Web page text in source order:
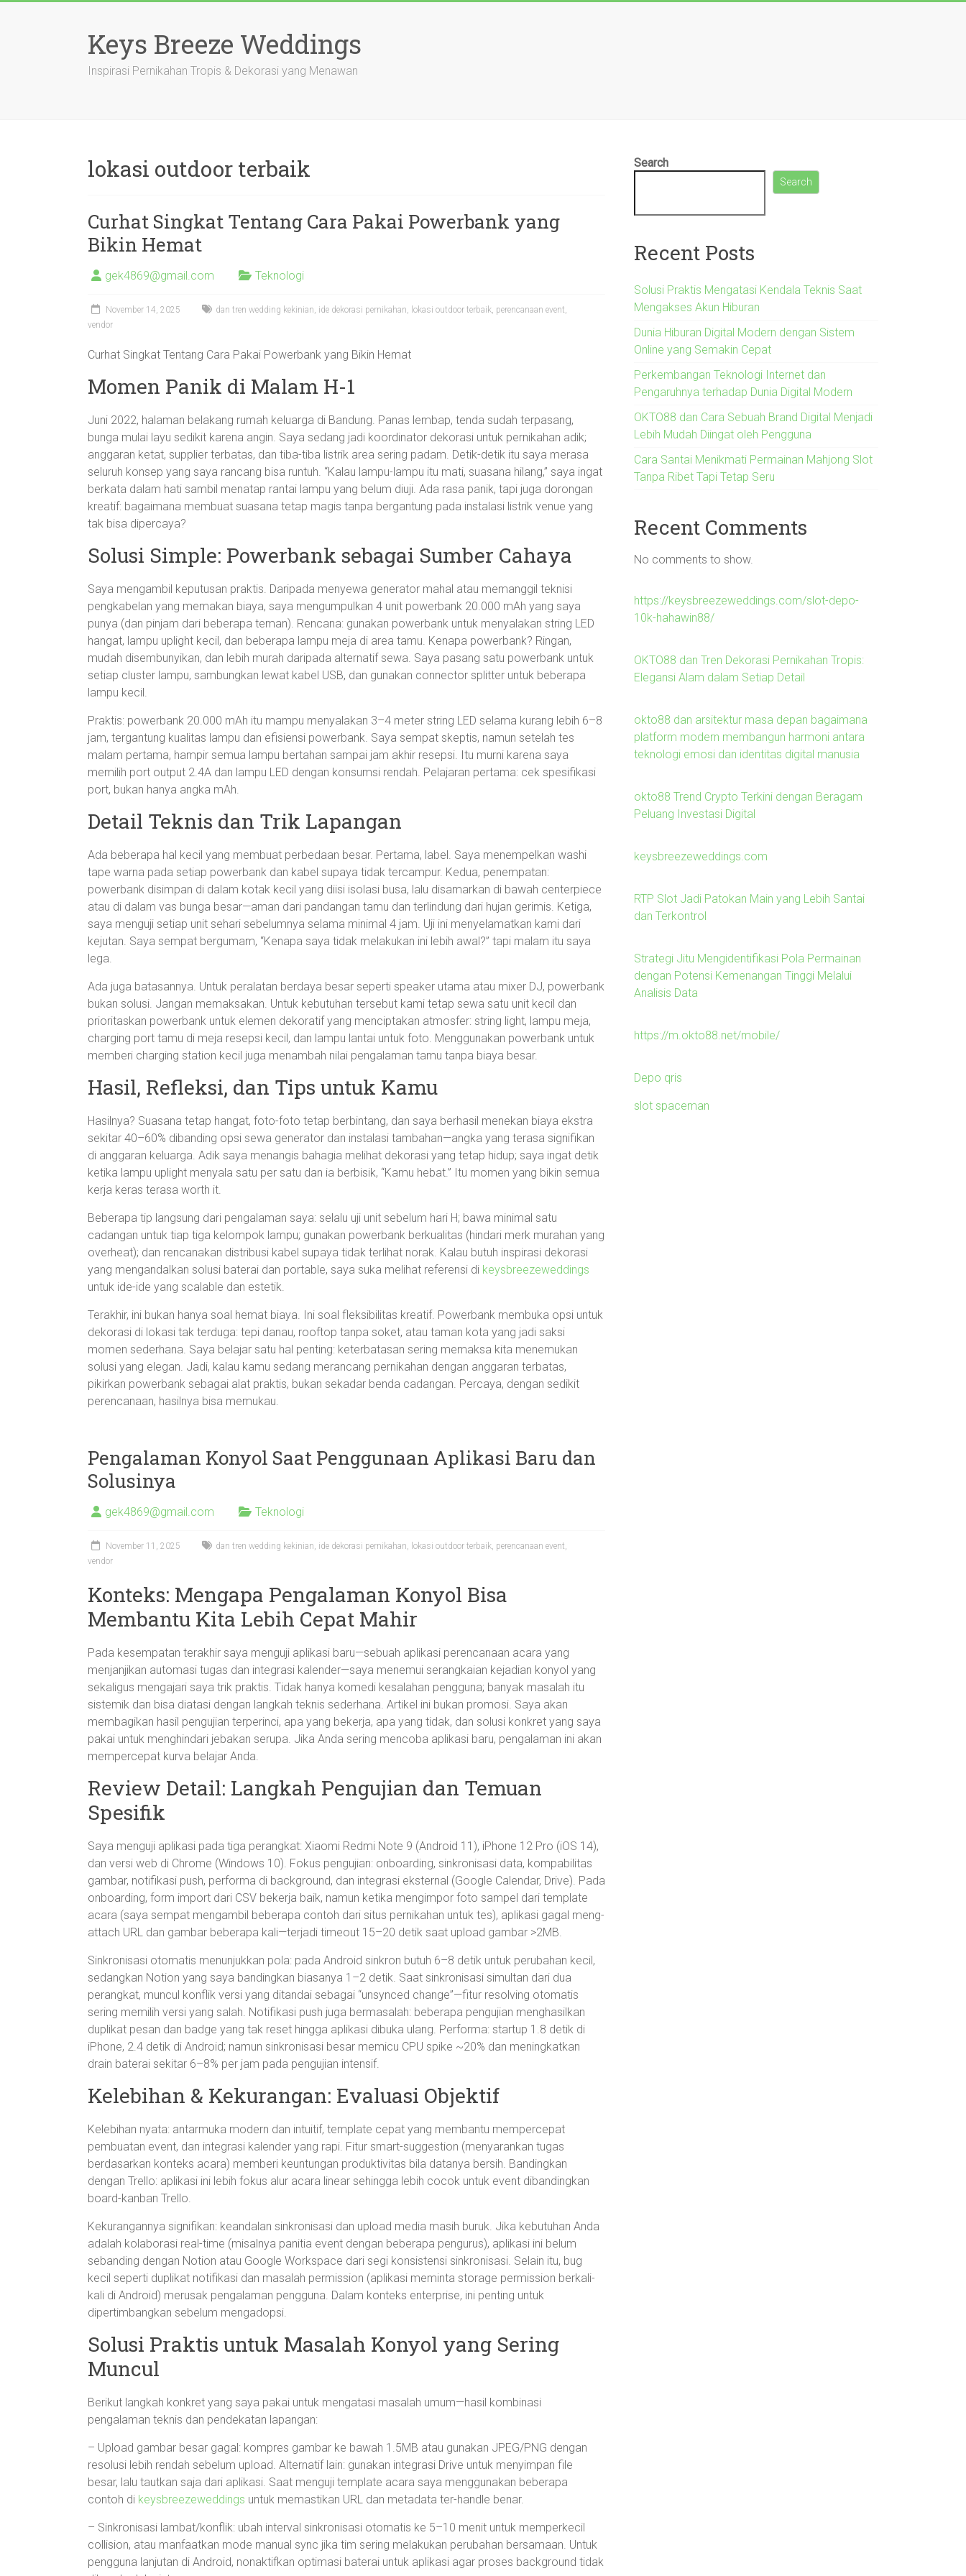
Keys Breeze Weddings
Inspirasi Pernikahan Tropis & Dekorasi yang Menawan
lokasi outdoor terbaik
Curhat Singkat Tentang Cara Pakai Powerbank yang
Bikin Hemat
gek4869@gmail.com Teknologi
November 14, 2025 dan tren wedding kekinian, ide dekorasi pernikahan, lokasi outdoor terbaik, perencanaan event,
vendor
Curhat Singkat Tentang Cara Pakai Powerbank yang Bikin Hemat
Momen Panik di Malam H-1
Juni 2022, halaman belakang rumah keluarga di Bandung. Panas lembap, tenda sudah terpasang,
bunga mulai layu sedikit karena angin. Saya sedang jadi koordinator dekorasi untuk pernikahan adik;
anggaran ketat, supplier terbatas, dan tiba-tiba listrik area sering padam. Detik-detik itu saya merasa
seluruh konsep yang saya rancang bisa runtuh. “Kalau lampu-lampu itu mati, suasana hilang,” saya ingat
berkata dalam hati sambil menatap rantai lampu yang belum diuji. Ada rasa panik, tapi juga dorongan
kreatif: bagaimana membuat suasana tetap magis tanpa bergantung pada instalasi listrik venue yang
tak bisa dipercaya?
Solusi Simple: Powerbank sebagai Sumber Cahaya
Saya mengambil keputusan praktis. Daripada menyewa generator mahal atau memanggil teknisi
pengkabelan yang memakan biaya, saya mengumpulkan 4 unit powerbank 20.000 mAh yang saya
punya (dan pinjam dari beberapa teman). Rencana: gunakan powerbank untuk menyalakan string LED
hangat, lampu uplight kecil, dan beberapa lampu meja di area tamu. Kenapa powerbank? Ringan,
mudah disembunyikan, dan lebih murah daripada alternatif sewa. Saya pasang satu powerbank untuk
setiap cluster lampu, sambungkan lewat kabel USB, dan gunakan connector splitter untuk beberapa
lampu kecil.
Praktis: powerbank 20.000 mAh itu mampu menyalakan 3–4 meter string LED selama kurang lebih 6–8
jam, tergantung kualitas lampu dan efisiensi powerbank. Saya sempat skeptis, namun setelah tes
malam pertama, hampir semua lampu bertahan sampai jam akhir resepsi. Itu murni karena saya
memilih port output 2.4A dan lampu LED dengan konsumsi rendah. Pelajaran pertama: cek spesifikasi
port, bukan hanya angka mAh.
Detail Teknis dan Trik Lapangan
Ada beberapa hal kecil yang membuat perbedaan besar. Pertama, label. Saya menempelkan washi
tape warna pada setiap powerbank dan kabel supaya tidak tercampur. Kedua, penempatan:
powerbank disimpan di dalam kotak kecil yang diisi isolasi busa, lalu disamarkan di bawah centerpiece
atau di dalam vas bunga besar—aman dari pandangan tamu dan terlindung dari hujan gerimis. Ketiga,
saya menguji setiap unit sehari sebelumnya selama minimal 4 jam. Uji ini menyelamatkan kami dari
kejutan. Saya sempat bergumam, “Kenapa saya tidak melakukan ini lebih awal?” tapi malam itu saya
lega.
Ada juga batasannya. Untuk peralatan berdaya besar seperti speaker utama atau mixer DJ, powerbank
bukan solusi. Jangan memaksakan. Untuk kebutuhan tersebut kami tetap sewa satu unit kecil dan
prioritaskan powerbank untuk elemen dekoratif yang menciptakan atmosfer: string light, lampu meja,
charging port tamu di meja resepsi kecil, dan lampu lantai untuk foto. Menggunakan powerbank untuk
memberi charging station kecil juga menambah nilai pengalaman tamu tanpa biaya besar.
Hasil, Refleksi, dan Tips untuk Kamu
Hasilnya? Suasana tetap hangat, foto-foto tetap berbintang, dan saya berhasil menekan biaya ekstra
sekitar 40–60% dibanding opsi sewa generator dan instalasi tambahan—angka yang terasa signifikan
di anggaran keluarga. Adik saya menangis bahagia melihat dekorasi yang tetap hidup; saya ingat detik
ketika lampu uplight menyala satu per satu dan ia berbisik, “Kamu hebat.” Itu momen yang bikin semua
kerja keras terasa worth it.
Beberapa tip langsung dari pengalaman saya: selalu uji unit sebelum hari H; bawa minimal satu
cadangan untuk tiap tiga kelompok lampu; gunakan powerbank berkualitas (hindari merk murahan yang
overheat); dan rencanakan distribusi kabel supaya tidak terlihat norak. Kalau butuh inspirasi dekorasi
yang mengandalkan solusi baterai dan portable, saya suka melihat referensi di keysbreezeweddings
untuk ide-ide yang scalable dan estetik.
Terakhir, ini bukan hanya soal hemat biaya. Ini soal fleksibilitas kreatif. Powerbank membuka opsi untuk
dekorasi di lokasi tak terduga: tepi danau, rooftop tanpa soket, atau taman kota yang jadi saksi
momen sederhana. Saya belajar satu hal penting: keterbatasan sering memaksa kita menemukan
solusi yang elegan. Jadi, kalau kamu sedang merancang pernikahan dengan anggaran terbatas,
pikirkan powerbank sebagai alat praktis, bukan sekadar benda cadangan. Percaya, dengan sedikit
perencanaan, hasilnya bisa memukau.
Pengalaman Konyol Saat Penggunaan Aplikasi Baru dan
Solusinya
gek4869@gmail.com Teknologi
November 11, 2025 dan tren wedding kekinian, ide dekorasi pernikahan, lokasi outdoor terbaik, perencanaan event,
vendor
Konteks: Mengapa Pengalaman Konyol Bisa
Membantu Kita Lebih Cepat Mahir
Pada kesempatan terakhir saya menguji aplikasi baru—sebuah aplikasi perencanaan acara yang
menjanjikan automasi tugas dan integrasi kalender—saya menemui serangkaian kejadian konyol yang
sekaligus mengajari saya trik praktis. Tidak hanya komedi kesalahan pengguna; banyak masalah itu
sistemik dan bisa diatasi dengan langkah teknis sederhana. Artikel ini bukan promosi. Saya akan
membagikan hasil pengujian terperinci, apa yang bekerja, apa yang tidak, dan solusi konkret yang saya
pakai untuk menghindari jebakan serupa. Jika Anda sering mencoba aplikasi baru, pengalaman ini akan
mempercepat kurva belajar Anda.
Review Detail: Langkah Pengujian dan Temuan
Spesifik
Saya menguji aplikasi pada tiga perangkat: Xiaomi Redmi Note 9 (Android 11), iPhone 12 Pro (iOS 14),
dan versi web di Chrome (Windows 10). Fokus pengujian: onboarding, sinkronisasi data, kompabilitas
gambar, notifikasi push, performa di background, dan integrasi eksternal (Google Calendar, Drive). Pada
onboarding, form import dari CSV bekerja baik, namun ketika mengimpor foto sampel dari template
acara (saya sempat mengambil beberapa contoh dari situs pernikahan untuk tes), aplikasi gagal meng-
attach URL dan gambar beberapa kali—terjadi timeout 15–20 detik saat upload gambar >2MB.
Sinkronisasi otomatis menunjukkan pola: pada Android sinkron butuh 6–8 detik untuk perubahan kecil,
sedangkan Notion yang saya bandingkan biasanya 1–2 detik. Saat sinkronisasi simultan dari dua
perangkat, muncul konflik versi yang ditandai sebagai “unsynced change”—fitur resolving otomatis
sering memilih versi yang salah. Notifikasi push juga bermasalah: beberapa pengujian menghasilkan
duplikat pesan dan badge yang tak reset hingga aplikasi dibuka ulang. Performa: startup 1.8 detik di
iPhone, 2.4 detik di Android; namun sinkronisasi besar memicu CPU spike ~20% dan meningkatkan
drain baterai sekitar 6–8% per jam pada pengujian intensif.
Kelebihan & Kekurangan: Evaluasi Objektif
Kelebihan nyata: antarmuka modern dan intuitif, template cepat yang membantu mempercepat
pembuatan event, dan integrasi kalender yang rapi. Fitur smart-suggestion (menyarankan tugas
berdasarkan konteks acara) memberi keuntungan produktivitas bila datanya bersih. Bandingkan
dengan Trello: aplikasi ini lebih fokus alur acara linear sehingga lebih cocok untuk event dibandingkan
board-kanban Trello.
Kekurangannya signifikan: keandalan sinkronisasi dan upload media masih buruk. Jika kebutuhan Anda
adalah kolaborasi real-time (misalnya panitia event dengan beberapa pengurus), aplikasi ini belum
sebanding dengan Notion atau Google Workspace dari segi konsistensi sinkronisasi. Selain itu, bug
kecil seperti duplikat notifikasi dan masalah permission (aplikasi meminta storage permission berkali-
kali di Android) merusak pengalaman pengguna. Dalam konteks enterprise, ini penting untuk
dipertimbangkan sebelum mengadopsi.
Solusi Praktis untuk Masalah Konyol yang Sering
Muncul
Berikut langkah konkret yang saya pakai untuk mengatasi masalah umum—hasil kombinasi
pengalaman teknis dan pendekatan lapangan:
– Upload gambar besar gagal: kompres gambar ke bawah 1.5MB atau gunakan JPEG/PNG dengan
resolusi lebih rendah sebelum upload. Alternatif lain: gunakan integrasi Drive untuk menyimpan file
besar, lalu tautkan saja dari aplikasi. Saat menguji template acara saya menggunakan beberapa
contoh di keysbreezeweddings untuk memastikan URL dan metadata ter-handle benar.
– Sinkronisasi lambat/konflik: ubah interval sinkronisasi otomatis ke 5–10 menit untuk memperkecil
collision, atau manfaatkan mode manual sync jika tim sering melakukan perubahan bersamaan. Untuk
pengguna lanjutan di Android, nonaktifkan optimasi baterai untuk aplikasi agar proses background tidak
Search
Search
Recent Posts
Solusi Praktis Mengatasi Kendala Teknis Saat
Mengakses Akun Hiburan
Dunia Hiburan Digital Modern dengan Sistem
Online yang Semakin Cepat
Perkembangan Teknologi Internet dan
Pengaruhnya terhadap Dunia Digital Modern
OKTO88 dan Cara Sebuah Brand Digital Menjadi
Lebih Mudah Diingat oleh Pengguna
Cara Santai Menikmati Permainan Mahjong Slot
Tanpa Ribet Tapi Tetap Seru
Recent Comments
No comments to show.
https://keysbreezeweddings.com/slot-depo-
10k-hahawin88/
OKTO88 dan Tren Dekorasi Pernikahan Tropis:
Elegansi Alam dalam Setiap Detail
okto88 dan arsitektur masa depan bagaimana
platform modern membangun harmoni antara
teknologi emosi dan identitas digital manusia
okto88 Trend Crypto Terkini dengan Beragam
Peluang Investasi Digital
keysbreezeweddings.com
RTP Slot Jadi Patokan Main yang Lebih Santai
dan Terkontrol
Strategi Jitu Mengidentifikasi Pola Permainan
dengan Potensi Kemenangan Tinggi Melalui
Analisis Data
https://m.okto88.net/mobile/
Depo qris
slot spaceman